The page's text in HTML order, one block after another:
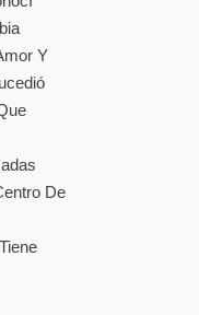
Y
De